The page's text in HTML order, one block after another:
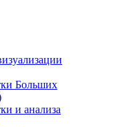
Больших
и анализа